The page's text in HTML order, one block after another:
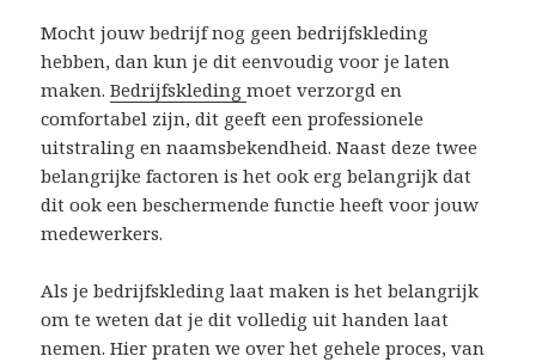
Mocht jouw bedrijf nog geen bedrijfskleding
hebben, dan kun je dit eenvoudig voor je laten
maken.Bedrijfskledingmoet verzorgd en
comfortabel zijn, dit geeft een professionele
uitstraling en naamsbekendheid. Naast deze twee
belangrijke factoren is het ook erg belangrijk dat
dit ook een beschermende functie heeft voor jouw
medewerkers.
Als je bedrijfskleding laat maken is het belangrijk
om te weten dat je dit volledig uit handen laat
nemen. Hier praten we over het gehele proces, van